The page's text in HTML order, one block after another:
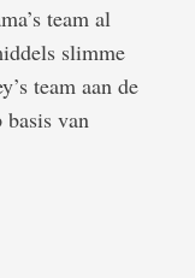
team al
slimme
team aan de
basis van